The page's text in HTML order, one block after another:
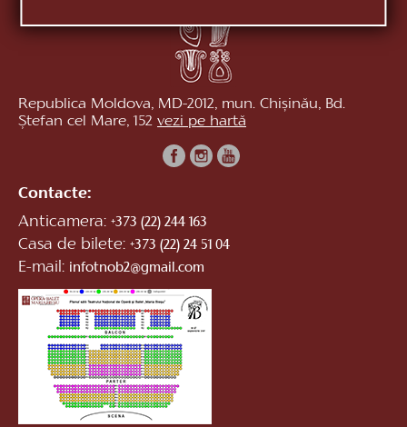
Republica Moldova, MD-2012, mun. Chișinău, Bd.
Ștefan cel Mare, 152 vezi pe hartă
Contacte:
Anticamera: +373 (22) 244 163
Casa de bilete: +373 (22) 24 51 04
E-mail: infotnob2@gmail.com